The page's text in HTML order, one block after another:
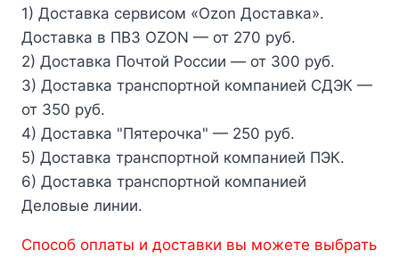
1) Доставка сервисом «Ozon Доставка».
Доставка в ПВЗ OZON — от 270 руб.
2) Доставка Почтой России — от 300 руб.
3) Доставка транспортной компанией СДЭК —
от 350 руб.
4) Доставка "Пятерочка" — 250 руб.
5) Доставка транспортной компанией ПЭК.
6) Доставка транспортной компанией
Деловые линии.
Способ оплаты и доставки вы можете выбрать